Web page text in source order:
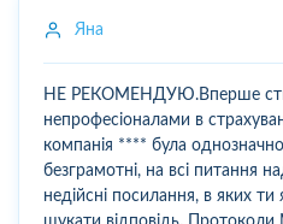
Яна
НЕ РЕКОМЕНДУЮ.Вперше
непрофесіоналами в
компанія **** була
безграмотні, на всі питання
недійсні посилання, в яких